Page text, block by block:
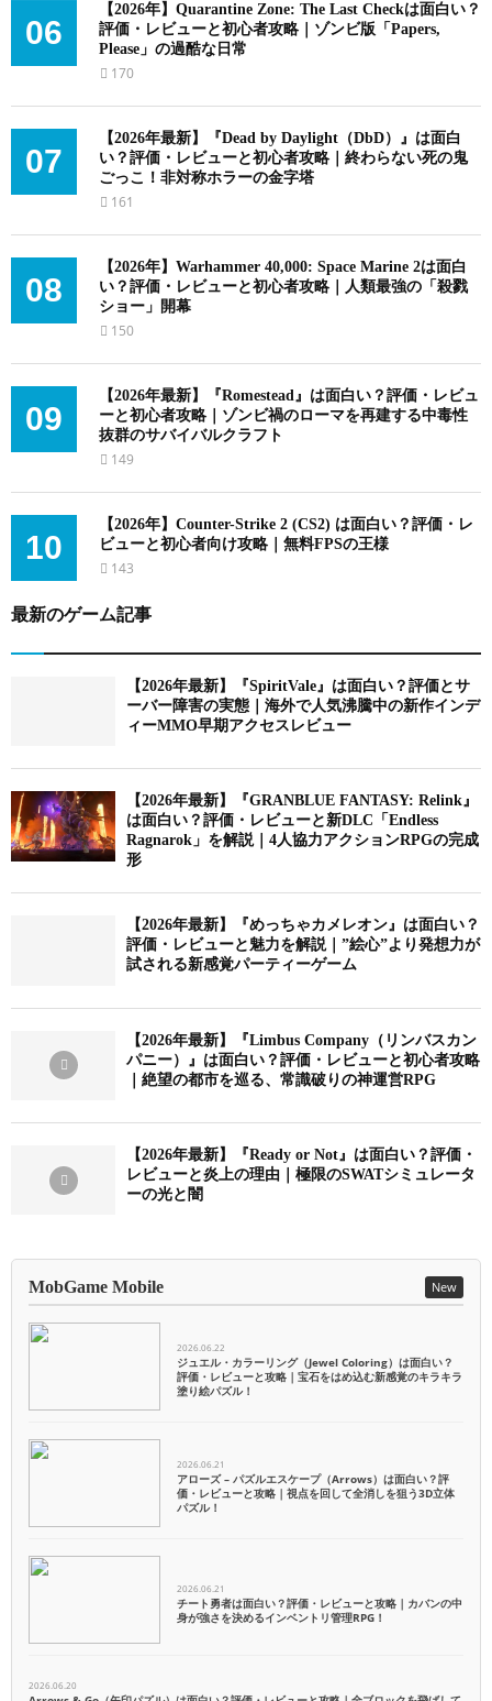
06
【2026年】Quarantine Zone: The Last Checkは面白い？
評価・レビューと初心者攻略｜ゾンビ版「Papers,
Please」の過酷な日常
170
07
【2026年最新】『Dead by Daylight（DbD）』は面白
い？評価・レビューと初心者攻略｜終わらない死の鬼
ごっこ！非対称ホラーの金字塔
161
08
【2026年】Warhammer 40,000: Space Marine 2は面白
い？評価・レビューと初心者攻略｜人類最強の「殺戮
ショー」開幕
150
09
【2026年最新】『Romestead』は面白い？評価・レビュ
ーと初心者攻略｜ゾンビ禍のローマを再建する中毒性
抜群のサバイバルクラフト
149
10
【2026年】Counter-Strike 2 (CS2) は面白い？評価・レ
ビューと初心者向け攻略｜無料FPSの王様
143
最新のゲーム記事
【2026年最新】『SpiritVale』は面白い？評価とサ
ーバー障害の実態｜海外で人気沸騰中の新作インデ
ィーMMO早期アクセスレビュー
【2026年最新】『GRANBLUE FANTASY: Relink』
は面白い？評価・レビューと新DLC「Endless
Ragnarok」を解説｜4人協力アクションRPGの完成
形
【2026年最新】『めっちゃカメレオン』は面白い？
評価・レビューと魅力を解説｜”絵心”より発想力が
試される新感覚パーティーゲーム
【2026年最新】『Limbus Company（リンバスカン
パニー）』は面白い？評価・レビューと初心者攻略
｜絶望の都市を巡る、常識破りの神運営RPG
【2026年最新】『Ready or Not』は面白い？評価・
レビューと炎上の理由｜極限のSWATシミュレータ
ーの光と闇
MobGame Mobile New
2026.06.22
ジュエル・カラーリング（Jewel Coloring）は面白い？
評価・レビューと攻略｜宝石をはめ込む新感覚のキラキラ
塗り絵パズル！
2026.06.21
アローズ – パズルエスケープ（Arrows）は面白い？評
価・レビューと攻略｜視点を回して全消しを狙う3D立体
パズル！
2026.06.21
チート勇者は面白い？評価・レビューと攻略｜カバンの中
身が強さを決めるインベントリ管理RPG！
2026.06.20